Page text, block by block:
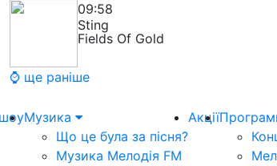
09:58
Sting
Fields Of Gold
⌚ ще раніше
Музика
Що це була за пісня?
Музика Мелодія FM
Акції